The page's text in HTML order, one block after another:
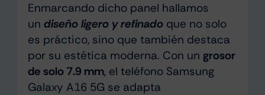
Enmarcando dicho panel hallamos
un diseño ligero y refinadoque no solo
es práctico, sino que también destaca
por su estética moderna. Con un grosor
de solo 7.9 mm, el teléfono Samsung
Galaxy A16 5G se adapta